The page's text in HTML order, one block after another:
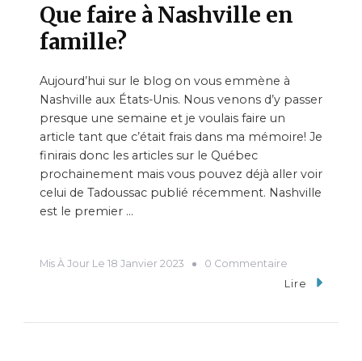
Que faire à Nashville en
famille?
Aujourd’hui sur le blog on vous emmène à
Nashville aux États-Unis. Nous venons d’y passer
presque une semaine et je voulais faire un
article tant que c’était frais dans ma mémoire! Je
finirais donc les articles sur le Québec
prochainement mais vous pouvez déjà aller voir
celui de Tadoussac publié récemment. Nashville
est le premier …
Mis À Jour Le 18 Janvier 2023
0 Commentaire
Lire